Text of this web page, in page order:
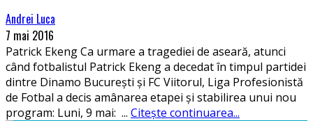
Andrei Luca
7 mai 2016
Patrick Ekeng Ca urmare a tragediei de aseară, atunci
când fotbalistul Patrick Ekeng a decedat în timpul partidei
dintre Dinamo București și FC Viitorul, Liga Profesionistă
de Fotbal a decis amânarea etapei și stabilirea unui nou
program: Luni, 9 mai: ... Citește continuarea...